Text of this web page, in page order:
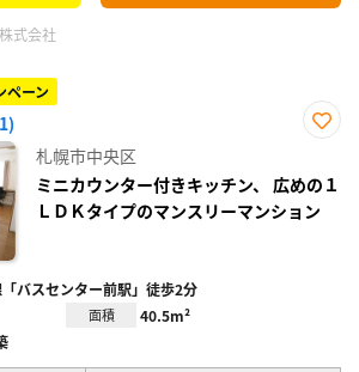
式会社
ペーン
り登
録
札幌市中央区
ミニカウンター付きキッチン、 広めの１
ＬＤＫタイプのマンスリーマンション
バスセンター前駅」徒歩2分
面積 40.5m²